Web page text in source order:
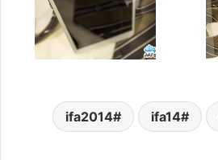
ifa14
ifa2014